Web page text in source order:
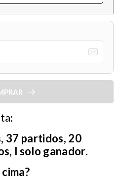
37 partidos, 20
l solo ganador.